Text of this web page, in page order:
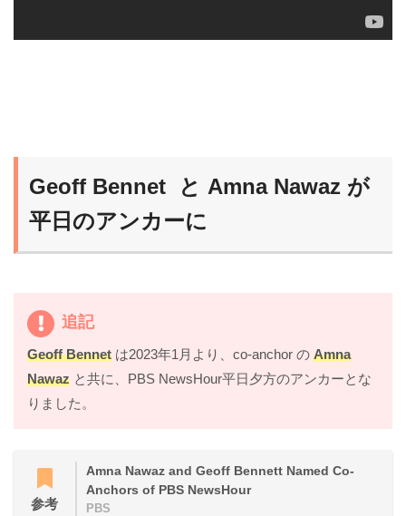
Geoff Bennet と Amna Nawaz が
平日のアンカーに
追記
Geoff Bennet は2023年1月より、co-anchor のAmna
Nawaz と共に、PBS NewsHour平日夕方のアンカーとな
りました。
参考
Amna Nawaz and Geoff Bennett Named Co-
Anchors of PBS NewsHour
PBS